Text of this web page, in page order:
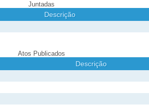
Juntadas
Descrição
Atos Publicados
Descrição